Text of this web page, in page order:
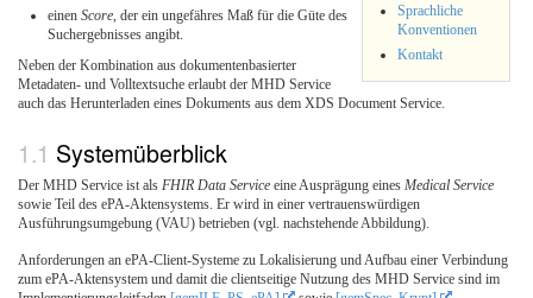
Sprachliche
Konventionen
Kontakt
einen Score , der ein ungefähres Maß für die Güte des
Suchergebnisses angibt.
Neben der Kombination aus dokumentenbasierter
Metadaten- und Volltextsuche erlaubt der MHD Service
auch das Herunterladen eines Dokuments aus dem XDS Document Service.
Systemüberblick
Der MHD Service ist als FHIR Data Service eine Ausprägung eines Medical Service
sowie Teil des ePA-Aktensystems. Er wird in einer vertrauenswürdigen
Ausführungsumgebung (VAU) betrieben (vgl. nachstehende Abbildung).
Anforderungen an ePA-Client-Systeme zu Lokalisierung und Aufbau einer Verbindung
zum ePA-Aktensystem und damit die clientseitige Nutzung des MHD Service sind im